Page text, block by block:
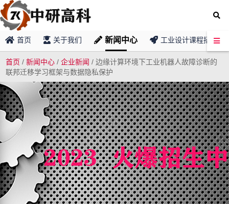
首页 关于我们 新闻中心 工业设计课程招募
首页 /新闻中心 /企业新闻 /边缘计算环境下工业机器人故障诊断的
联邦迁移学习框架与数据隐私保护